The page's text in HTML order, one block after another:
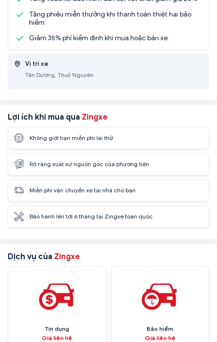
Tặng phiếu miễn thưởng khi thanh toán thiệt hại bảo
hiểm
Giảm 35% phí kiểm định khi mua hoặc bán xe
Vị trí xe
Tân Dương, Thuỷ Nguyên
Lợi ích khi mua qua Zingxe
Không giới hạn miễn phí lái thử
Rõ ràng xuất xứ nguồn gốc của phương tiện
Miễn phí vận chuyển xe tại nhà cho bạn
Bảo hành lên tới 6 tháng tại Zingxe toàn quốc
Dịch vụ của Zingxe
Tín dụng
Giá liên hệ
Bảo hiểm
Giá liên hệ